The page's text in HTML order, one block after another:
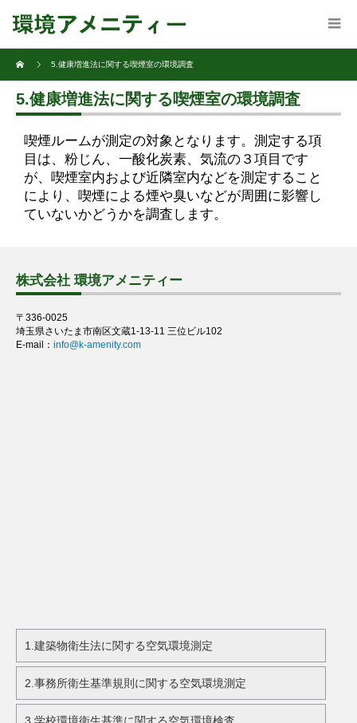
5.健康増進法に関する喫煙室の環境調査
5.健康増進法に関する喫煙室の環境調査
喫煙ルームが測定の対象となります。測定する項
目は、粉じん、一酸化炭素、気流の３項目です
が、喫煙室内および近隣室内などを測定すること
により、喫煙による煙や臭いなどが周囲に影響し
ていないかどうかを調査します。
株式会社 環境アメニティー
〒336-0025
埼玉県さいたま市南区文蔵1-13-11 三位ビル102
E-mail： info@k-amenity.com
1.建築物衛生法に関する空気環境測定
2.事務所衛生基準規則に関する空気環境測定